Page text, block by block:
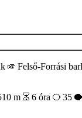
Felső-Forrási
m 6 óra 35